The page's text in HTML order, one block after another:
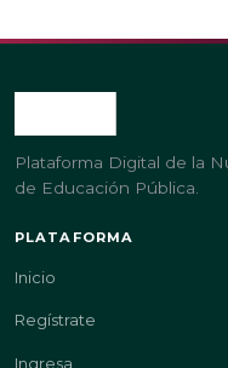
Plataforma Digital de la
de Educación Pública.
PLATAFORMA
Inicio
Regístrate
Ingresa